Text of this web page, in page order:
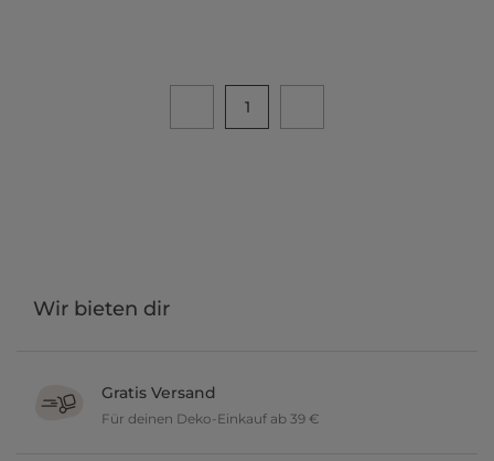
1
Wir bieten dir
Gratis Versand
Für deinen Deko-Einkauf ab 39 €